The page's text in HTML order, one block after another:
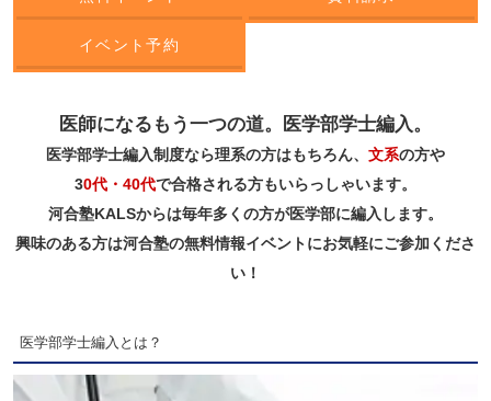
イベント予約
医師になるもう一つの道。医学部学士編入。
医学部学士編入制度なら理系の方はもちろん、 文系の方や
30代・40代で合格される方もいらっしゃいます。
河合塾KALSからは毎年多くの方が医学部に編入します。
興味のある方は河合塾の無料情報イベントにお気軽にご参加くださ
い！
医学部学士編入とは？